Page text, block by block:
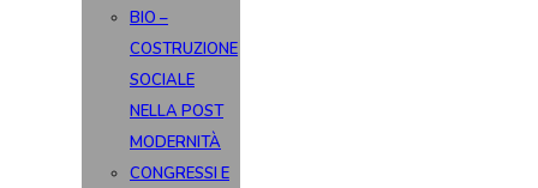
BIO –
COSTRUZIONE
SOCIALE
NELLA POST
MODERNITÀ
CONGRESSI E